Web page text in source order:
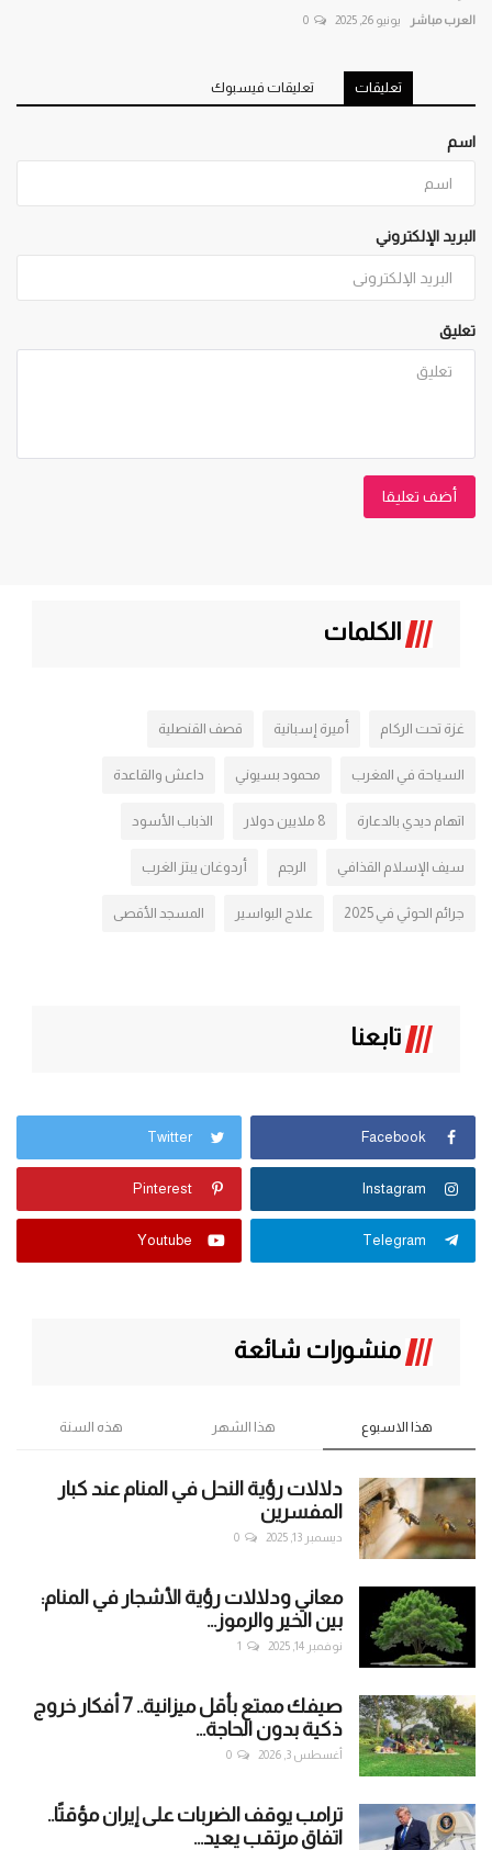
العرب مباشر يونيو 26, 2025 0
تعليقات تعليقات فيسبوك
اسم
البريد الإلكتروني
تعليق
أضف تعليقا
الكلمات
غزة تحت الركام أميرة إسبانية قصف القنصلية
السياحة في المغرب محمود بسيوني داعش والقاعدة
اتهام ديدي بالدعارة 8 ملايين دولار الذباب الأسود
سيف الإسلام القذافي الرجم أردوغان يبتز الغرب
جرائم الحوثي في 2025 علاج البواسير المسجد الأقصى
تابعنا
Facebook
Twitter
Instagram
Pinterest
Telegram
Youtube
منشورات شائعة
هذا الاسبوع هذا الشهر هذه السنة
دلالات رؤية النحل في المنام عند كبار
المفسرين
ديسمبر 13, 2025 0
معاني ودلالات رؤية الأشجار في المنام:
بين الخير والرموز...
نوفمبر 14, 2025 1
صيفك ممتع بأقل ميزانية.. 7 أفكار خروج
ذكية بدون الحاجة...
أغسطس 3, 2026 0
ترامب يوقف الضربات على إيران مؤقتًا..
اتفاق مرتقب يعيد...